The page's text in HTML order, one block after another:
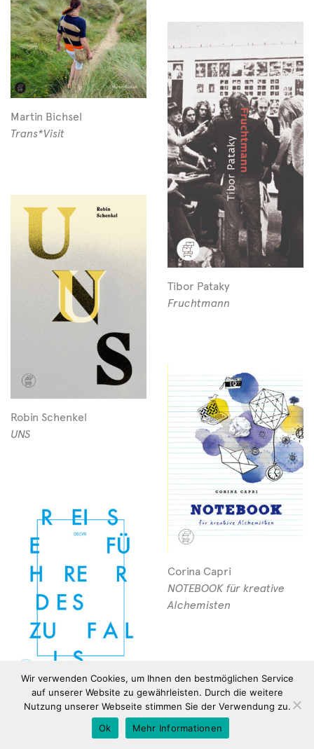
Martin Bichsel
Trans*Visit
Tibor Pataky
Fruchtmann
Robin Schenkel
UNS
Corina Capri
NOTEBOOK für kreative
Alchemisten
Lena Grossmüller
Reiseführer des Zufalls
Wir verwenden Cookies, um Ihnen den bestmöglichen Service
auf unserer Website zu gewährleisten. Durch die weitere
Nutzung unserer Webseite stimmen Sie der Verwendung zu.
Ok
Mehr Informationen